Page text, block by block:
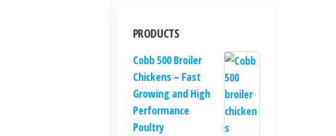
PRODUCTS
Cobb 500 Broiler
Chickens – Fast
Growing and High
Performance
Poultry